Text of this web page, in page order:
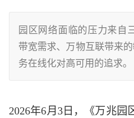
园区网络面临的压力来自
带宽需求、万物互联带来
务在线化对高可用的追求。
2026年6月3日，《万兆园